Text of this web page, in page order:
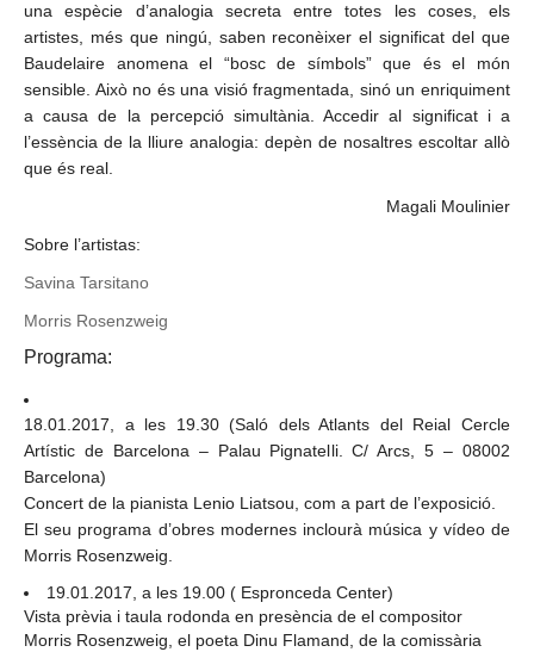
una espècie d’analogia secreta entre totes les coses, els
artistes, més que ningú, saben reconèixer el significat del que
Baudelaire anomena el “bosc de símbols” que és el món
sensible. Això no és una visió fragmentada, sinó un enriquiment
a causa de la percepció simultània. Accedir al significat i a
l’essència de la lliure analogia: depèn de nosaltres escoltar allò
que és real.
Magali Moulinier
Sobre l’artistas:
Savina Tarsitano
Morris Rosenzweig
Programa:
18.01.2017, a les 19.30 (Saló dels Atlants del Reial Cercle
Artístic de Barcelona – Palau Pignatelli. C/ Arcs, 5 – 08002
Barcelona)
Concert de la pianista Lenio Liatsou, com a part de l’exposició.
El seu programa d’obres modernes inclourà música y vídeo de
Morris Rosenzweig.
19.01.2017, a les 19.00 ( Espronceda Center)
Vista prèvia i taula rodonda en presència de el compositor
Morris Rosenzweig, el poeta Dinu Flamand, de la comissària